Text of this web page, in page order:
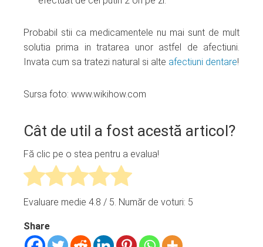
Probabil stii ca medicamentele nu mai sunt de mult
solutia prima in tratarea unor astfel de afectiuni.
Invata cum sa tratezi natural si alte afectiuni dentare!
Sursa foto: www.wikihow.com
Cât de util a fost acestă articol?
Fă clic pe o stea pentru a evalua!
Evaluare medie 4.8 / 5. Număr de voturi: 5
Share